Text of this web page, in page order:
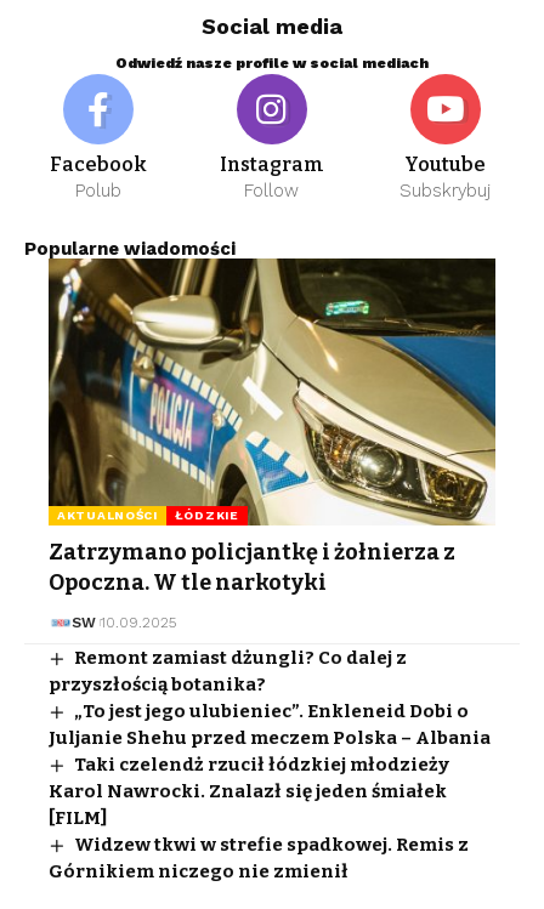
Social media
Odwiedź nasze profile w social mediach
Facebook
Polub
Instagram
Follow
Youtube
Subskrybuj
Popularne wiadomości
AKTUALNOŚCI ŁÓDZKIE
Zatrzymano policjantkę i żołnierza z
Opoczna. W tle narkotyki
SW 10.09.2025
Remont zamiast dżungli? Co dalej z
przyszłością botanika?
„To jest jego ulubieniec”. Enkleneid Dobi o
Juljanie Shehu przed meczem Polska – Albania
Taki czelendż rzucił łódzkiej młodzieży
Karol Nawrocki. Znalazł się jeden śmiałek
[FILM]
Widzew tkwi w strefie spadkowej. Remis z
Górnikiem niczego nie zmienił